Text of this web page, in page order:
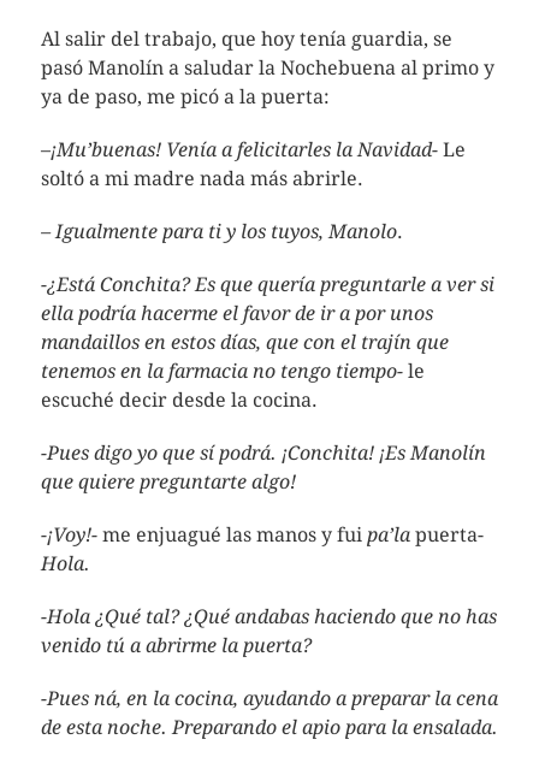
Al salir del trabajo, que hoy tenía guardia, se
pasó Manolín a saludar la Nochebuena al primo y
ya de paso, me picó a la puerta:
–¡Mu’buenas! Venía a felicitarles la Navidad-Le
soltó a mi madre nada más abrirle.
– Igualmente para ti y los tuyos, Manolo.
-¿Está Conchita? Es que quería preguntarle a ver si
ella podría hacerme el favor de ir a por unos
mandaillos en estos días, que con el trajín que
tenemos en la farmacia no tengo tiempo-le
escuché decir desde la cocina.
-Pues digo yo que sí podrá. ¡Conchita! ¡Es Manolín
que quiere preguntarte algo!
-¡Voy!-me enjuagué las manos y fui pa’lapuerta-
Hola.
-Hola ¿Qué tal? ¿Qué andabas haciendo que no has
venido tú a abrirme la puerta?
-Pues ná, en la cocina, ayudando a preparar la cena
de esta noche. Preparando el apio para la ensalada.